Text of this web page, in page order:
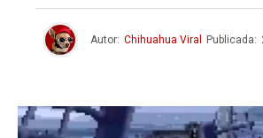
Autor: Chihuahua Viral Publicada: